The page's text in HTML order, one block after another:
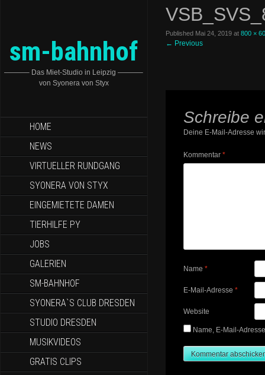
sm-bahnhof
———– Das Miet-Studio in Leipzig ———–
von Syonera von Styx
HOME
NEWS
VIRTUELLER RUNDGANG
SYONERA VON STYX
EINGEMIETETE DAMEN
TIERHILFE PY
JOBS
GALERIEN
SM-BAHNHOF
SYONERA`S CLUB DRESDEN
STUDIO DRESDEN
MUSIKVIDEOS
GRATIS CLIPS
Published Mai 24, 2019 at 800 ×
← Previous
Schreibe
Deine E-Mail-Adresse
Kommentar *
Name *
E-Mail-Adresse *
Website
Name, E-Mail-